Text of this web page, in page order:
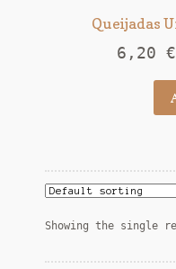
Queijadas
6,20 €
Showing the single